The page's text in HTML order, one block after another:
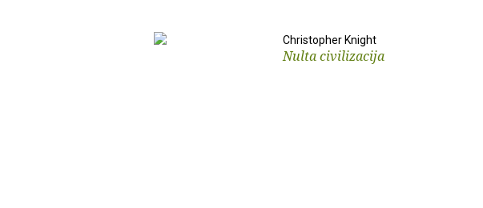
Christopher Knight
Nulta civilizacija